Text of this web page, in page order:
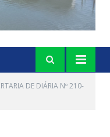
DE DIÁRIA Nº 210-